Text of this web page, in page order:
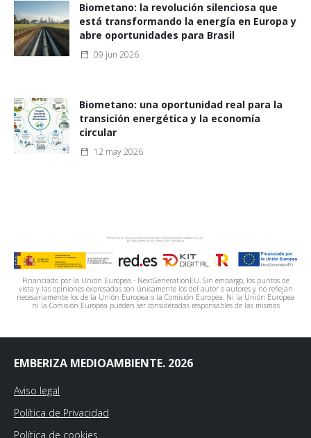
Biometano: la revolución silenciosa que
está transformando la energía en Europa y
abre oportunidades para Brasil
09 jun 2026
Biometano: una oportunidad real para la
transición energética y la economía
circular
12 may 2026
Financiado por la Unión Europea - NextGenerationEU. Sin embargo, los puntos de
vista y las opiniones expresadas son únicamente los del autor o autores y no reflejan
necesariamente los de la Unión Europea o la Comisión Europea. Ni la Unión Europea
ni la Comisión Europea pueden ser consideradas responsables de las mismas
EMBERIZA MEDIOAMBIENTE. 2026
Aviso legal
Política de Privacidad
Política de cookies